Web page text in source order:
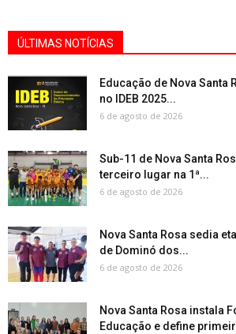
ÚLTIMAS NOTÍCIAS
Educação de Nova Santa
no IDEB 2025...
6 de agosto de 2026
Sub-11 de Nova Santa
terceiro lugar na 1ª...
6 de agosto de 2026
Nova Santa Rosa sedia
de Dominó dos...
6 de agosto de 2026
Nova Santa Rosa instala
Educação e define